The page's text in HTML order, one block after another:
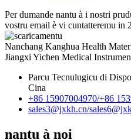
Per dumande nantu à i nostri
vostru email è vi cuntatteremu in
Nanchang Kanghua Health
Jiangxi Yichen Medical
Parcu Tecnulugicu di
Cina
+86 15907004970/+86
sales3@jxkh.cn/
nantu à noi